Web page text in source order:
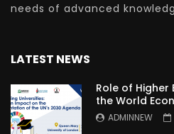
needs of advanced
LATEST NEWS
Role of Higher
the World
ADMINNEW